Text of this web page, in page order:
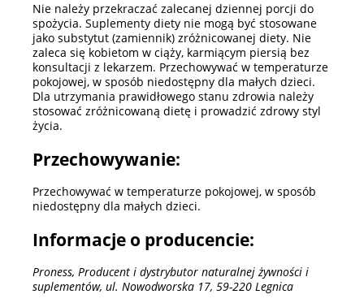
Nie należy przekraczać zalecanej dziennej porcji do
spożycia. Suplementy diety nie mogą być stosowane
jako substytut (zamiennik) zróżnicowanej diety. Nie
zaleca się kobietom w ciąży, karmiącym piersią bez
konsultacji z lekarzem. Przechowywać w temperaturze
pokojowej, w sposób niedostępny dla małych dzieci.
Dla utrzymania prawidłowego stanu zdrowia należy
stosować zróżnicowaną dietę i prowadzić zdrowy styl
życia.
Przechowywanie:
Przechowywać w temperaturze pokojowej, w sposób
niedostępny dla małych dzieci.
Informacje o producencie:
Proness, Producent i dystrybutor naturalnej żywności i
suplementów, ul. Nowodworska 17, 59-220 Legnica